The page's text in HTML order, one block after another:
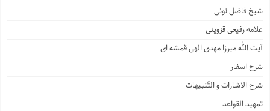
شیخ فاضل تونی
علامه رفیعی قزوینی
آیت الله میرزا مهدی الهی قمشه ای
شرح اسفار
شرح الاشارات و التّنبیهات
تمهید القواعد